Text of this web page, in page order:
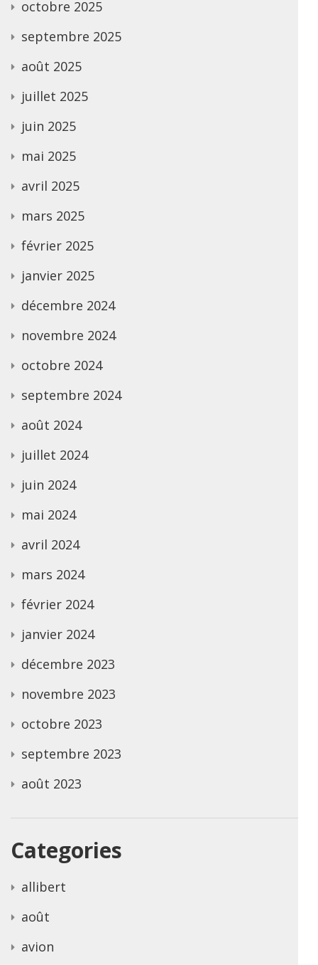
octobre 2025
septembre 2025
août 2025
juillet 2025
juin 2025
mai 2025
avril 2025
mars 2025
février 2025
janvier 2025
décembre 2024
novembre 2024
octobre 2024
septembre 2024
août 2024
juillet 2024
juin 2024
mai 2024
avril 2024
mars 2024
février 2024
janvier 2024
décembre 2023
novembre 2023
octobre 2023
septembre 2023
août 2023
Categories
allibert
août
avion